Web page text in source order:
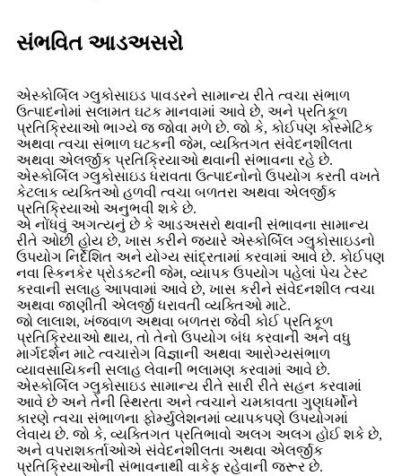
સંભવિત આડઅસરો
એસ્કોર્બિલ ગ્લુકોસાઇડ પાવડરને સામાન્ય રીતે ત્વચા સંભાળ
ઉત્પાદનોમાં સલામત ઘટક માનવામાં આવે છે, અને પ્રતિકૂળ
પ્રતિક્રિયાઓ ભાગ્યે જ જોવા મળે છે. જો કે, કોઈપણ કોસ્મેટિક
અથવા ત્વચા સંભાળ ઘટકની જેમ, વ્યક્તિગત સંવેદનશીલતા
અથવા એલર્જીક પ્રતિક્રિયાઓ થવાની સંભાવના રહે છે.
એસ્કોર્બિલ ગ્લુકોસાઇડ ધરાવતા ઉત્પાદનોનો ઉપયોગ કરતી વખતે
કેટલાક વ્યક્તિઓ હળવી ત્વચા બળતરા અથવા એલર્જીક
પ્રતિક્રિયાઓ અનુભવી શકે છે.
એ નોંધવું અગત્યનું છે કે આડઅસરો થવાની સંભાવના સામાન્ય
રીતે ઓછી હોય છે, ખાસ કરીને જ્યારે એસ્કોર્બિલ ગ્લુકોસાઇડનો
ઉપયોગ નિર્દેશિત અને યોગ્ય સાંદ્રતામાં કરવામાં આવે છે. કોઈપણ
નવા સ્કિનકેર પ્રોડક્ટની જેમ, વ્યાપક ઉપયોગ પહેલાં પેચ ટેસ્ટ
કરવાની સલાહ આપવામાં આવે છે, ખાસ કરીને સંવેદનશીલ ત્વચા
અથવા જાણીતી એલર્જી ધરાવતી વ્યક્તિઓ માટે.
જો લાલાશ, ખંજવાળ અથવા બળતરા જેવી કોઈ પ્રતિકૂળ
પ્રતિક્રિયાઓ થાય, તો તેનો ઉપયોગ બંધ કરવાની અને વધુ
માર્ગદર્શન માટે ત્વચારોગ વિજ્ઞાની અથવા આરોગ્યસંભાળ
વ્યાવસાયિકની સલાહ લેવાની ભલામણ કરવામાં આવે છે.
એસ્કોર્બિલ ગ્લુકોસાઇડ સામાન્ય રીતે સારી રીતે સહન કરવામાં
આવે છે અને તેની સ્થિરતા અને ત્વચાને ચમકાવતા ગુણધર્મોને
કારણે ત્વચા સંભાળના ફોર્મ્યુલેશનમાં વ્યાપકપણે ઉપયોગમાં
લેવાય છે. જો કે, વ્યક્તિગત પ્રતિભાવો અલગ અલગ હોઈ શકે છે,
અને વપરાશકર્તાઓએ સંવેદનશીલતા અથવા એલર્જીક
પ્રતિક્રિયાઓની સંભાવનાથી વાકેફ રહેવાની જરૂર છે.